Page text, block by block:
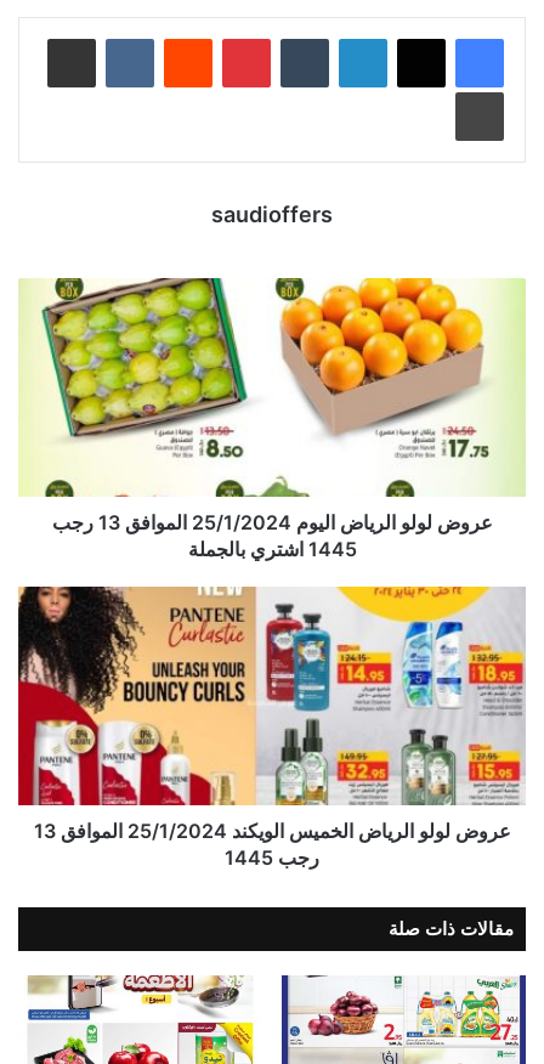
لينكدإن بينتيريست
saudioffers
عروض لولو الرياض اليوم 25/1/2024 الموافق 13 رجب
1445 اشتري بالجملة
عروض لولو الرياض الخميس الويكند 25/1/2024 الموافق 13
رجب 1445
مقالات ذات صلة